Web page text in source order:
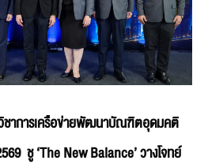
ชาการเครือข่ายพัฒนาบัณฑิตอุดมคติ
ชู ‘The New Balance’ วางโจทย์